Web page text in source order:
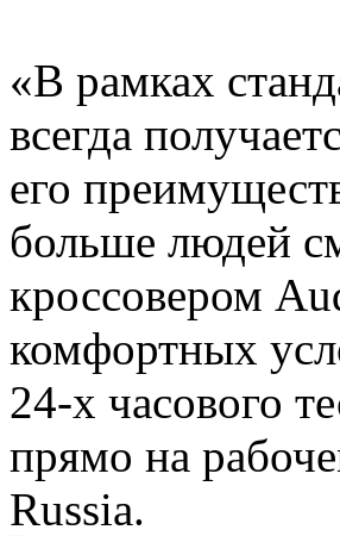
«В рамках
всегда
его
больше людей
кроссовером
комфортных
24-х часового
прямо на
Russia.